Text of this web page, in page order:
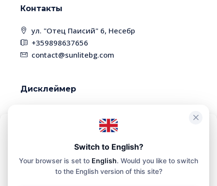
Чтобы обеспечить максимальное удобство, мы используем такие
технологии, как файлы cookie, для хранения и/или доступа к
информации о вашем устройстве. Согласие на использование
этих технологий позволит нам обрабатывать на этом сайте такие
данные, как история просмотра или уникальные
Контакты
ул. "Отец Паисий" 6, Несебр
+359898637656
contact@sunlitebg.com
Дисклеймер
некоторые объекты недвижимости могут быть
уже проданы. Пожалуйста, уточняйте наличие
и актуальность информации у менеджера
Switch to English?
Your browser is set to English. Would you like to switch
to the English version of this site?